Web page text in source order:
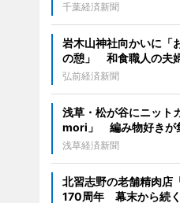
千葉経済新聞
岩木山神社向かいに「
の憩」 和食職人の夫
弘前経済新聞
浅草・松が谷にニット
mori」 編み物好きが
浅草経済新聞
北習志野の老舗精肉店
170周年 幕末から続